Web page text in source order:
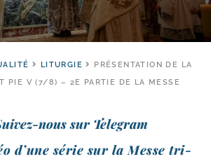
LITURGIE
PRÉSENTATION DE LA
PIE V (7/​8) – 2E PARTIE DE LA MESSE
nous sur Telegram
d’une série sur la Messe tri­